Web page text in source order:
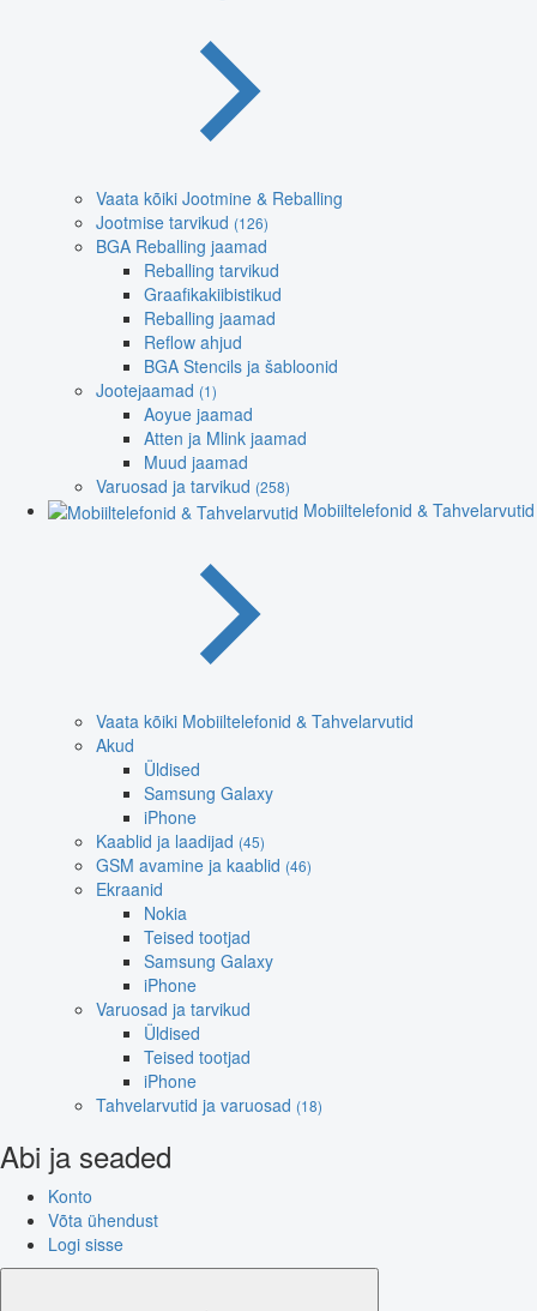
Vaata kõiki Jootmine & Reballing
Jootmise tarvikud (126)
BGA Reballing jaamad
Reballing tarvikud
Graafikakiibistikud
Reballing jaamad
Reflow ahjud
BGA Stencils ja šabloonid
Jootejaamad (1)
Aoyue jaamad
Atten ja Mlink jaamad
Muud jaamad
Varuosad ja tarvikud (258)
Mobiiltelefonid & Tahvelarvutid
Vaata kõiki Mobiiltelefonid & Tahvelarvutid
Akud
Üldised
Samsung Galaxy
iPhone
Kaablid ja laadijad (45)
GSM avamine ja kaablid (46)
Ekraanid
Nokia
Teised tootjad
Samsung Galaxy
iPhone
Varuosad ja tarvikud
Üldised
Teised tootjad
iPhone
Tahvelarvutid ja varuosad (18)
Abi ja seaded
Konto
Võta ühendust
Logi sisse